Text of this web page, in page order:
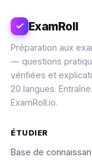
ExamRoll
Préparation aux
— questions
vérifiées et
20 langues.
ExamRoll.io.
ÉTUDIER
Base de